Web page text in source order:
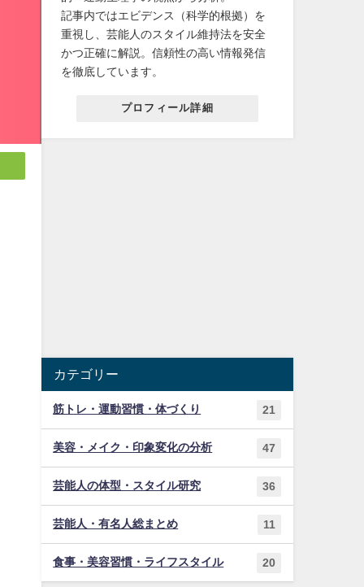
記事内ではエビデンス（科学的根拠）を
重視し、芸能人のスタイル維持法を安全
かつ正確に解説。信頼性の高い情報発信
を徹底しています。
プロフィール詳細
カテゴリー
筋トレ・運動習慣・体づくり 21
美容・メイク・印象変化の分析 47
芸能人の体型・スタイル研究 36
芸能人・有名人総まとめ 11
食事・美容習慣・ライフスタイル 20